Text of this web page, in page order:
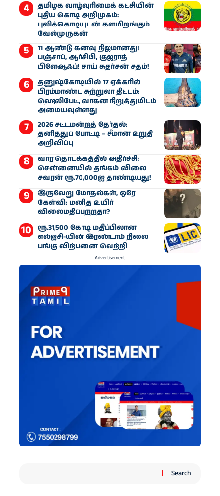
தமிழக வாழ்வுரிமைக் கட்சியின்
புதிய கொடி அறிமுகம்:
புலிக்கொடியுடன் களமிறங்கும்
வேல்முருகன்
11 ஆண்டு கனவு நிஜமானது!
பஞ்சாப், ஆர்சிபி, குஜராத்
பிளேஆஃப்! சாய் சுதர்சன் சதம்!
தனுஷ்கோடியில் 17 ஏக்கரில்
பிரம்மாண்ட சுற்றுலா திட்டம்:
ஹெலிபேட், வாகன நிறுத்துமிடம்
அமையவுள்ளது
2026 சட்டமன்றத் தேர்தல்:
தனித்துப் போட்டி – சீமான் உறுதி
அறிவிப்பு
வார தொடக்கத்தில் அதிர்ச்சி:
சென்னையில் தங்கம் விலை
சவரன் ரூ.70,000ஐ தாண்டியது!
இருவேறு மோதல்கள், ஒரே
கேள்வி: மனித உயிர்
விலைமதிப்பற்றதா?
ரூ.31,500 கோடி மதிப்பிலான
எல்ஐசி-​யின் இரண்​டாம் நிலை
பங்கு விற்பனை வெற்றி
- Advertisement -
Search